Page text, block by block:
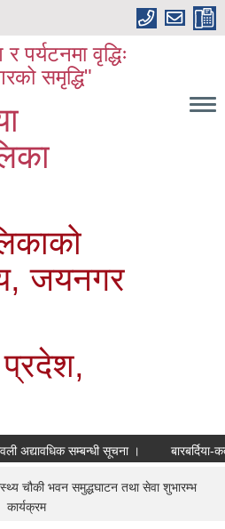
पर्यटनमा वृद्धिः
समृद्धि"
जयनगर
प्रदेश,
अद्यावधिक सम्बन्धी सूचना । बारबर्दिया-
चौकी भवन समुद्धघाटन तथा सेवा शुभारम्भ
कार्यक्रम